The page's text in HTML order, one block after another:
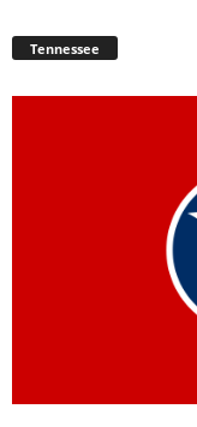
Tennessee